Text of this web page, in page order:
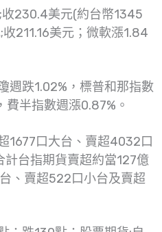
230.4美元(約台幣1345
211.16美元；微軟漲1.84
跌1.02%，標普和那指數
費半指數週漲0.87%。
1677口大台、賣超4032口
台指期貨賣超約當127億
、賣超522口小台及賣超